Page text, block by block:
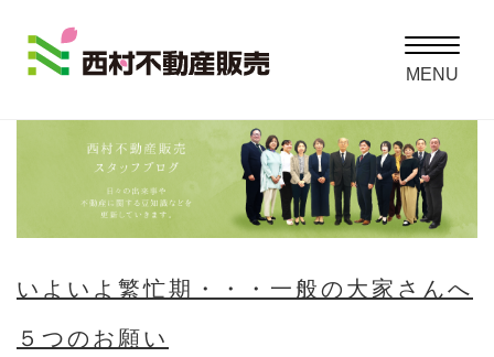
Toggle
MENU
いよいよ繁忙期・・・一般の大家さんへ
５つのお願い